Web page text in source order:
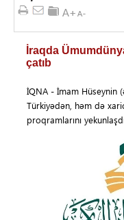
İraqda
çatıb
İQNA - İmam Hüseynin
Türkiyədən, həm də
proqramlarını